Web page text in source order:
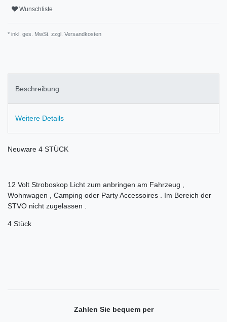
Wunschliste
* inkl. ges. MwSt. zzgl. Versandkosten
Beschreibung
Weitere Details
Neuware 4 STÜCK
12 Volt Stroboskop Licht zum anbringen am Fahrzeug ,
Wohnwagen , Camping oder Party Accessoires . Im Bereich der
STVO nicht zugelassen .
4 Stück
Zahlen Sie bequem per